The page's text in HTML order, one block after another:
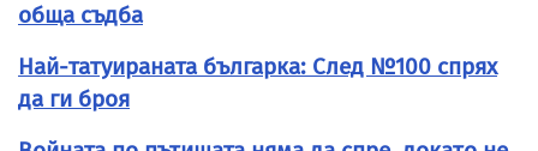
обща съдба
Най-татуираната българка: След №100 спрях
да ги броя